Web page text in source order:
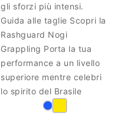
gli sforzi più intensi.
Guida alle taglie Scopri la
Rashguard Nogi
Grappling Porta la tua
performance a un livello
superiore mentre celebri
lo spirito del Brasile